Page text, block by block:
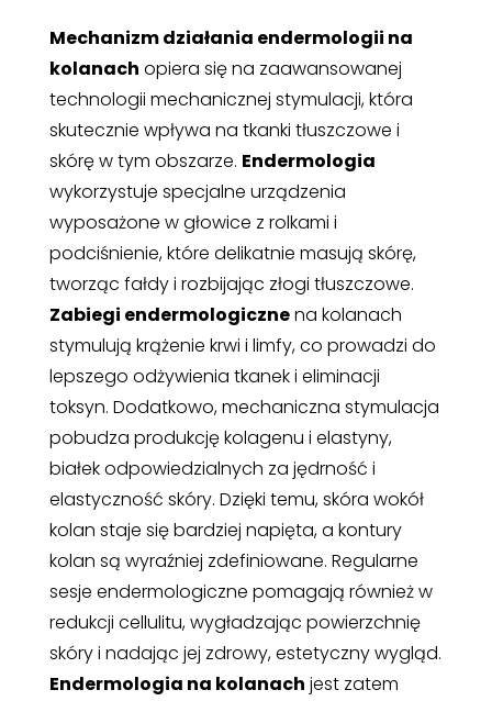
Mechanizm działania endermologii na
kolanach opiera się na zaawansowanej
technologii mechanicznej stymulacji, która
skutecznie wpływa na tkanki tłuszczowe i
skórę w tym obszarze. Endermologia
wykorzystuje specjalne urządzenia
wyposażone w głowice z rolkami i
podciśnienie, które delikatnie masują skórę,
tworząc fałdy i rozbijając złogi tłuszczowe.
Zabiegi endermologicznena kolanach
stymulują krążenie krwi i limfy, co prowadzi do
lepszego odżywienia tkanek i eliminacji
toksyn. Dodatkowo, mechaniczna stymulacja
pobudza produkcję kolagenu i elastyny,
białek odpowiedzialnych za jędrność i
elastyczność skóry. Dzięki temu, skóra wokół
kolan staje się bardziej napięta, a kontury
kolan są wyraźniej zdefiniowane. Regularne
sesje endermologiczne pomagają również w
redukcji cellulitu, wygładzając powierzchnię
skóry i nadając jej zdrowy, estetyczny wygląd.
Endermologia na kolanach jest zatem